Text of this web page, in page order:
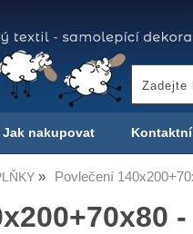
Jak nakupovat
Povlečení